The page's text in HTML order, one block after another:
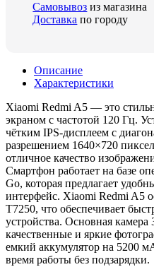
Самовывоз из магазина
Доставка по городу
Описание
Характеристики
Xiaomi Redmi A5 — это
экраном с частотой 120 Гц.
чётким IPS-дисплеем с
разрешением 1640×720
отличное качество
Смартфон работает на базе
Go, которая предлагает
интерфейс. Xiaomi Redmi A5
T7250, что обеспечивает
устройства. Основная
качественные и яркие
емкий аккумулятор на 5200
время работы без подзарядки.